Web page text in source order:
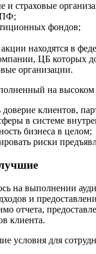
и страховые
фондов;
находятся в
ЦБ которых
организации.
на высоком
клиентов,
в системе
бизнеса в целом;
риски
на выполнении
и
отчета,
клиента.
условия для